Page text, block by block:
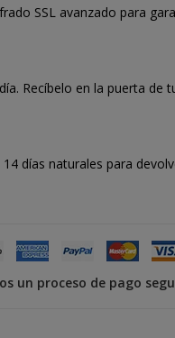
SSL avanzado para
Recíbelo en la puerta de
días naturales para
un proceso de pago